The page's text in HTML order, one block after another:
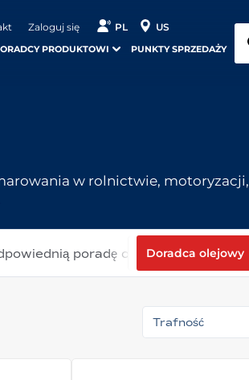
Zaloguj się PL US
PRODUKTOWI PUNKTY SPRZEDAŻY
w rolnictwie, motoryzacji,
poradę olejowąDoradca olejowy
Trafność